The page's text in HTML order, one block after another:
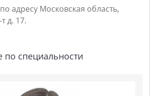
адресу Московская область,
д. 17.
по специальности